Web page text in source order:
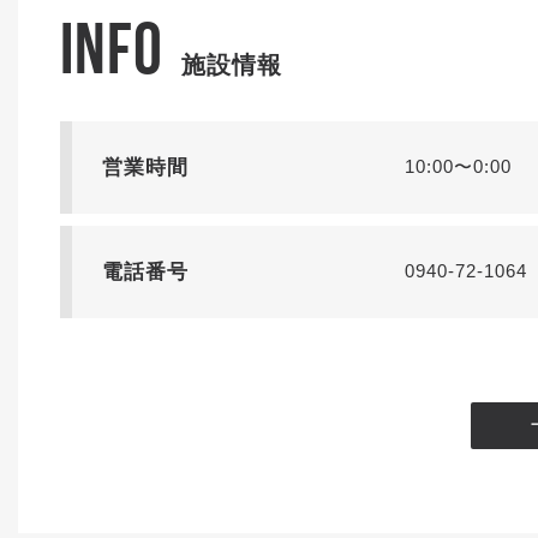
INFO 施設情報
営業時間 10:00〜0:00
電話番号 0940-72-1064